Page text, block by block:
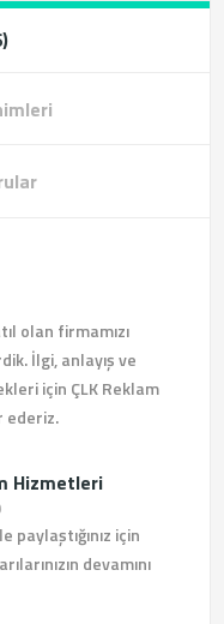
olan firmamızı
İlgi, anlayış ve
için ÇLK Reklam
ederiz.
Hizmetleri
paylaştığınız için
devamını